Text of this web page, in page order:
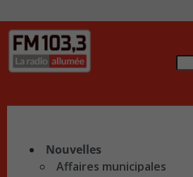
Nouvelles
Affaires municipales